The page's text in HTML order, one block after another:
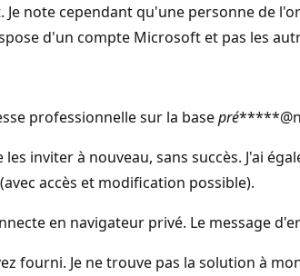
note cependant qu'une personne de
d'un compte Microsoft et pas les
professionnelle sur la basepré
inviter à nouveau, sans succès. J'ai
accès et modification possible).
en navigateur privé. Le message
fourni. Je ne trouve pas la solution à